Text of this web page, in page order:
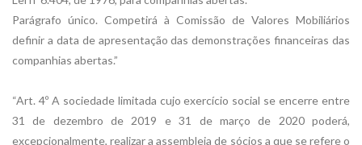
Parágrafo único. Competirá à Comissão de Valores Mobiliários
definir a data de apresentação das demonstrações financeiras das
companhias abertas.”
“Art. 4º A sociedade limitada cujo exercício social se encerre entre
31 de dezembro de 2019 e 31 de março de 2020 poderá,
excepcionalmente, realizar a assembleia de sócios a que se refere o